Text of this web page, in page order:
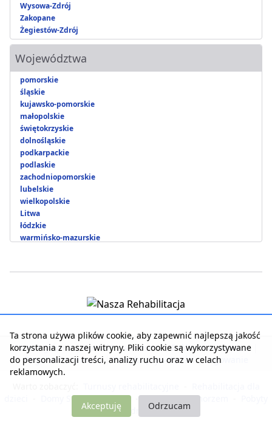
Wysowa-Zdrój
Zakopane
Żegiestów-Zdrój
Województwa
pomorskie
śląskie
kujawsko-pomorskie
małopolskie
świętokrzyskie
dolnośląskie
podkarpackie
podlaskie
zachodniopomorskie
lubelskie
wielkopolskie
Litwa
łódzkie
warmińsko-mazurskie
Strona główna | Kontakt z serwisem | Reklama w serwisie
Regulamin serwisu | Polityka prywatności | Logowanie
Domy Seniora i Opieki - Noclegi nad morzem
dla zdrowia
Ta strona używa plików cookie, aby zapewnić najlepszą jakość
korzystania z naszej witryny. Pliki cookie są wykorzystywane
do personalizacji treści, analizy ruchu oraz w celach
reklamowych.
Akceptuję Odrzucam